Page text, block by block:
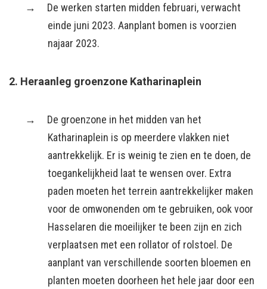
De werken starten midden februari, verwacht
einde juni 2023. Aanplant bomen is voorzien
najaar 2023.
2. Heraanleg groenzone Katharinaplein
De groenzone in het midden van het
Katharinaplein is op meerdere vlakken niet
aantrekkelijk. Er is weinig te zien en te doen, de
toegankelijkheid laat te wensen over. Extra
paden moeten het terrein aantrekkelijker maken
voor de omwonenden om te gebruiken, ook voor
Hasselaren die moeilijker te been zijn en zich
verplaatsen met een rollator of rolstoel. De
aanplant van verschillende soorten bloemen en
planten moeten doorheen het hele jaar door een